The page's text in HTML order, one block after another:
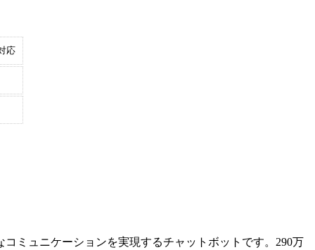
応
ミュニケーションを実現するチャットボットです。290万